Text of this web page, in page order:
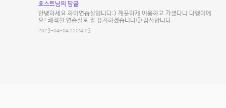
호스트님의 답글
안녕하세요 하이연습실입니다:) 깨끗하게 이용하고 가셨다니 다행이에
요! 쾌적한 연습실로 잘 유지하겠습니다🙂 감사합니다
2023-04-04 22:24:23